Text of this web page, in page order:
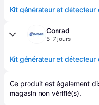
Conrad
5-7 jours
Ce produit est également
magasin non vérifié(s).